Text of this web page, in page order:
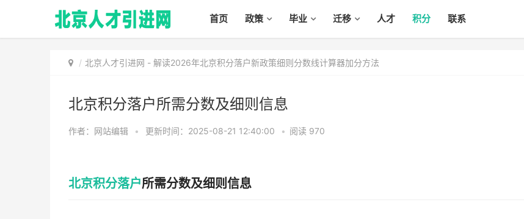
首页 政策 毕业 迁移 人才 积分 联系
北京人才引进网 - 解读2026年北京积分落户新政策细则分数线计算器加分方法
北京积分落户所需分数及细则信息
作者：网站编辑 • 更新时间：2025-08-21 12:40:00 • 阅读 970
北京积分落户所需分数及细则信息